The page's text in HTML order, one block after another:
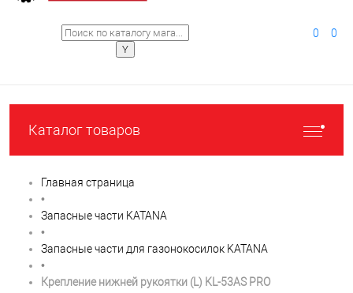
0 0
Каталог товаров
Главная страница
•
Запасные части KATANA
•
Запасные части для газонокосилок KATANA
•
Крепление нижней рукоятки (L) KL-53AS PRO